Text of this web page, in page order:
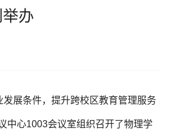
办
展条件，提升跨校区教育管理服务
中心1003会议室组织召开了物理学